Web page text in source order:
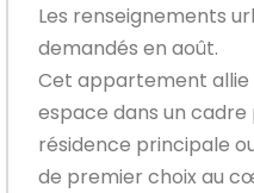
Les renseignements
demandés en août.
Cet appartement
espace dans un cadre
résidence principale
de premier choix au